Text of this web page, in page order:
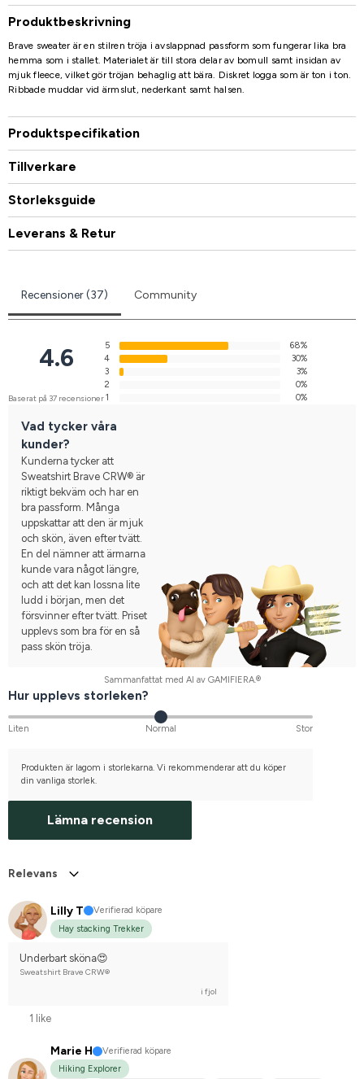
Produktbeskrivning
Brave sweater är en stilren tröja i avslappnad passform som fungerar lika bra
hemma som i stallet. Materialet är till stora delar av bomull samt insidan av
mjuk fleece, vilket gör tröjan behaglig att bära. Diskret logga som är ton i ton.
Ribbade muddar vid ärmslut, nederkant samt halsen.
Produktspecifikation
Tillverkare
Storleksguide
Leverans & Retur
Recensioner (37) Community
4.6
Baserat på 37 recensioner
5
68%
4
30%
3
3%
2
0%
1
0%
Vad tycker våra
kunder?
Kunderna tycker att
Sweatshirt Brave CRW® är
riktigt bekväm och har en
bra passform. Många
uppskattar att den är mjuk
och skön, även efter tvätt.
En del nämner att ärmarna
kunde vara något längre,
och att det kan lossna lite
ludd i början, men det
försvinner efter tvätt. Priset
upplevs som bra för en så
pass skön tröja.
Sammanfattat med AI av GAMIFIERA.®
Hur upplevs storleken?
Liten Normal Stor
Produkten är lagom i storlekarna. Vi rekommenderar att du köper
din vanliga storlek.
Lämna recension
Relevans
Lilly T
Verifierad köpare
Hay stacking Trekker
Underbart sköna😍
Sweatshirt Brave CRW®
i fjol
1 like
Marie H
Verifierad köpare
Hiking Explorer